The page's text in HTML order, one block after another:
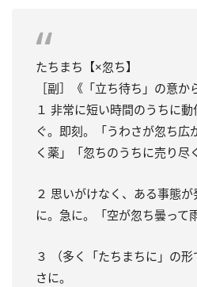
たちまち【×忽ち】
［副］《「立ち待ち」の意か
１ 非常に短い時間のうちに
ぐ。即刻。「うわさが忽ち広
く薬」「忽ちのうちに売り尽
２ 思いがけなく、ある事態
に。急に。「空が忽ち曇って
３ （多く「たちまちに」の
さに。